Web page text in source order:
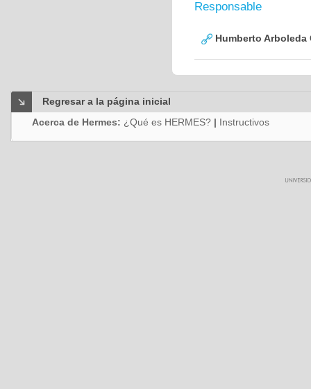
Responsable
Humberto Arboleda
Regresar a la página inicial
Acerca de Hermes: ¿Qué es HERMES? | Instructivos